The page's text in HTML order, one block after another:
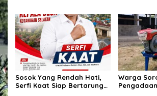
Rumah Ibadah,Melalui
Gerakan Langit Biru
Indonesia ASRI.
Sosok Yang Rendah Hati,
Serfi Kaat Siap Bertarung
Warga